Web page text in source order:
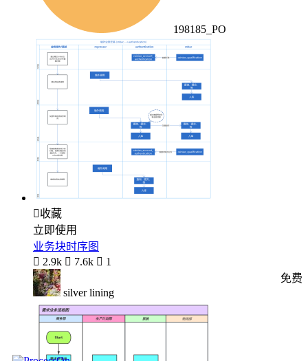
198185_PO
收藏
立即使用
业务块时序图
 2.9k  7.6k  1
silver lining
免费